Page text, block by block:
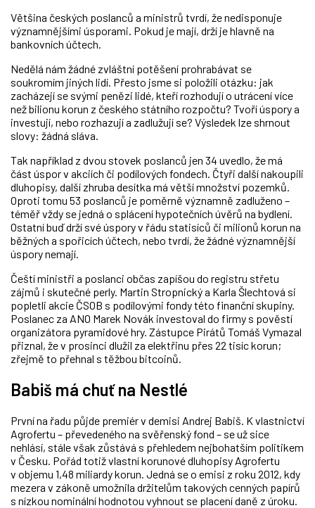
Většina českých poslanců a ministrů tvrdí, že nedisponuje
významnějšími úsporami. Pokud je mají, drží je hlavně na
bankovních účtech.
Nedělá nám žádné zvláštní potěšení prohrabávat se
soukromím jiných lidí. Přesto jsme si položili otázku: jak
zacházejí se svými penězi lidé, kteří rozhodují o utrácení více
než bilionu korun z českého státního rozpočtu? Tvoří úspory a
investují, nebo rozhazují a zadlužují se? Výsledek lze shrnout
slovy: žádná sláva.
Tak například z dvou stovek poslanců jen 34 uvedlo, že má
část úspor v akciích či podílových fondech. Čtyři další nakoupili
dluhopisy, další zhruba desítka má větší množství pozemků.
Oproti tomu 53 poslanců je poměrně významně zadluženo –
téměř vždy se jedná o splácení hypotečních úvěrů na bydlení.
Ostatní buď drží své úspory v řádu statisíců či milionů korun na
běžných a spořicích účtech, nebo tvrdí, že žádné významnější
úspory nemají.
Čeští ministři a poslanci občas zapíšou do registru střetu
zájmů i skutečné perly. Martin Stropnický a Karla Šlechtová si
popletli akcie ČSOB s podílovými fondy této finanční skupiny.
Poslanec za ANO Marek Novák investoval do firmy s pověstí
organizátora pyramidové hry. Zástupce Pirátů Tomáš Vymazal
přiznal, že v prosinci dlužil za elektřinu přes 22 tisíc korun;
zřejmě to přehnal s těžbou bitcoinů.
Babiš má chuť na Nestlé
První na řadu půjde premiér v demisi Andrej Babiš. K vlastnictví
Agrofertu – převedeného na svěřenský fond – se už sice
nehlásí, stále však zůstává s přehledem nejbohatším politikem
v Česku. Pořád totiž vlastní korunové dluhopisy Agrofertu
v objemu 1,48 miliardy korun. Jedná se o emisi z roku 2012, kdy
mezera v zákoně umožnila držitelům takových cenných papírů
s nízkou nominální hodnotou vyhnout se placení daně z úroku.